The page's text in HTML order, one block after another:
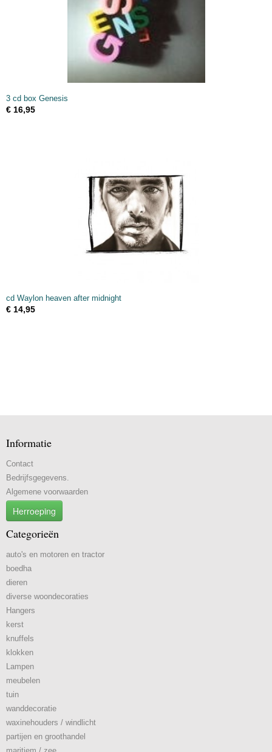
3 cd box Genesis
€ 16,95
cd Waylon heaven after midnight
€ 14,95
Informatie
Contact
Bedrijfsgegevens.
Algemene voorwaarden
Herroeping
Categorieën
auto's en motoren en tractor
boedha
dieren
diverse woondecoraties
Hangers
kerst
knuffels
klokken
Lampen
meubelen
tuin
wanddecoratie
waxinehouders / windlicht
partijen en groothandel